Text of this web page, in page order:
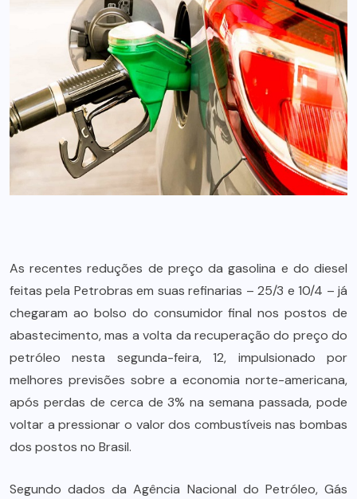
As recentes reduções de preço da gasolina e do diesel
feitas pela Petrobras em suas refinarias – 25/3 e 10/4 – já
chegaram ao bolso do consumidor final nos postos de
abastecimento, mas a volta da recuperação do preço do
petróleo nesta segunda-feira, 12, impulsionado por
melhores previsões sobre a economia norte-americana,
após perdas de cerca de 3% na semana passada, pode
voltar a pressionar o valor dos combustíveis nas bombas
dos postos no Brasil.
Segundo dados da Agência Nacional do Petróleo, Gás